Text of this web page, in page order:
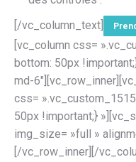
[/vc_column_text]
[vc_column css=
bottom: 50px
md-
css=
50px !important;}
img_size= »full »
[/vc_row_inner][/